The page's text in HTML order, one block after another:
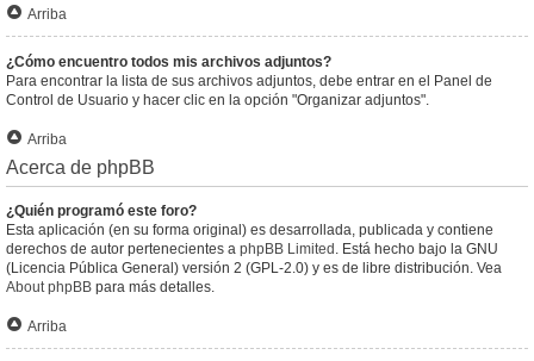
Arriba
¿Cómo encuentro todos mis archivos adjuntos?
Para encontrar la lista de sus archivos adjuntos, debe entrar en el Panel de
Control de Usuario y hacer clic en la opción "Organizar adjuntos".
Arriba
Acerca de phpBB
¿Quién programó este foro?
Esta aplicación (en su forma original) es desarrollada, publicada y contiene
derechos de autor pertenecientes a phpBB Limited . Está hecho bajo la GNU
(Licencia Pública General) versión 2 (GPL-2.0) y es de libre distribución. Vea
About phpBB para más detalles.
Arriba